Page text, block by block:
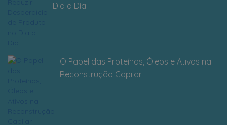
Dia a Dia
O Papel das Proteínas, Óleos e Ativos na
Reconstrução Capilar